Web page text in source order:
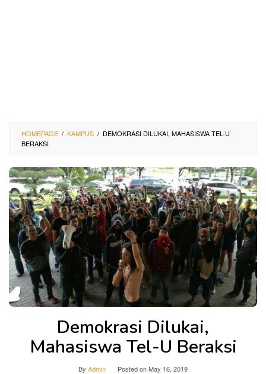
HOMEPAGE / KAMPUS / DEMOKRASI DILUKAI, MAHASISWA TEL-U
BERAKSI
Demokrasi Dilukai,
Mahasiswa Tel-U Beraksi
By Admin Posted onMay 16, 2019